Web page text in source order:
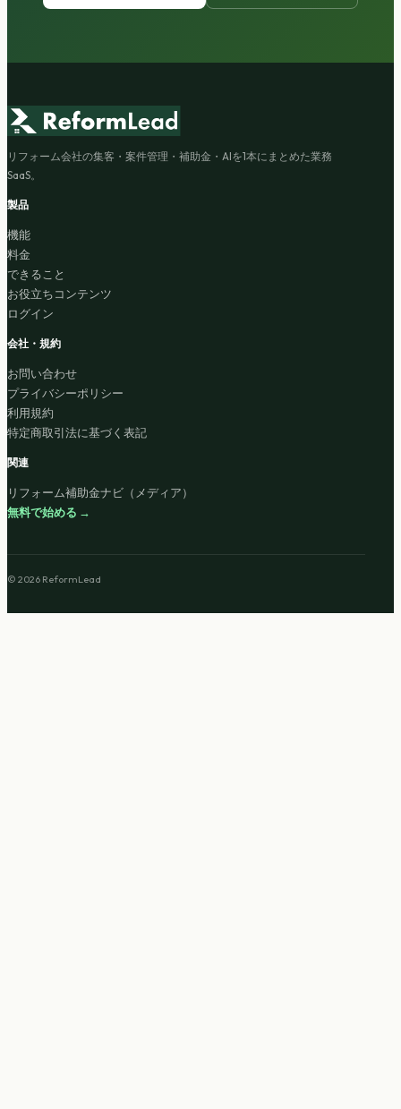
リフォーム会社の集客・案件管理・補助金・AIを1本にまとめた業務
SaaS。
製品
機能
料金
できること
お役立ちコンテンツ
ログイン
会社・規約
お問い合わせ
プライバシーポリシー
利用規約
特定商取引法に基づく表記
関連
リフォーム補助金ナビ（メディア）
無料で始める →
© 2026 ReformLead